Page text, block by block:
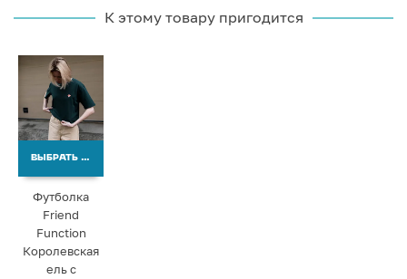
К этому товару пригодится
ВЫБРАТЬ ВАРИАНТЫ
Футболка
Friend
Function
Королевская
ель с